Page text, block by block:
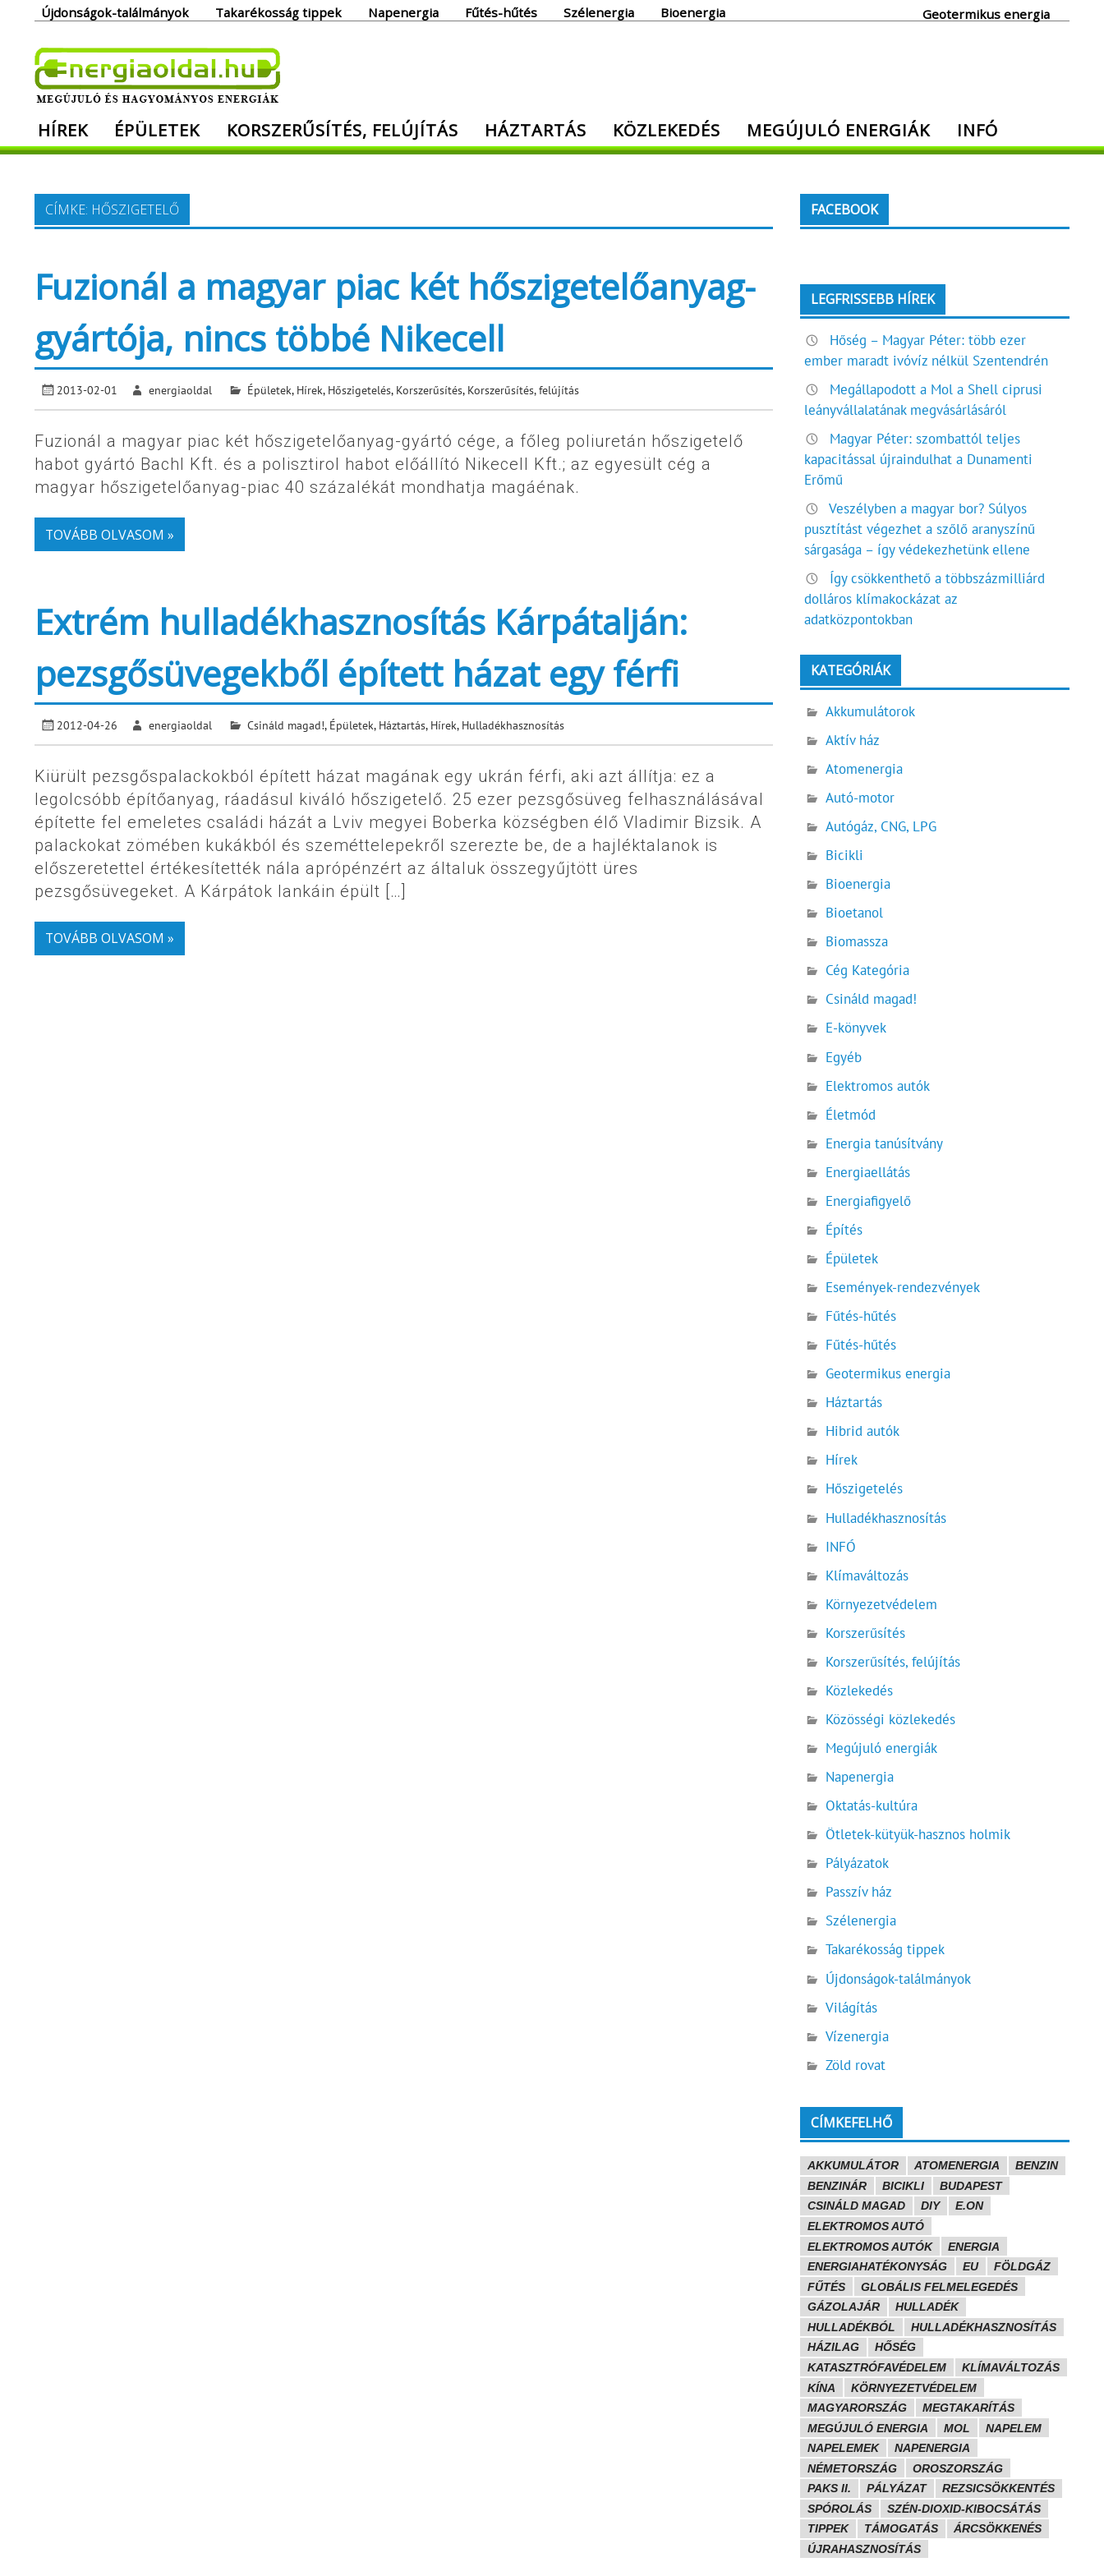
Újdonságok-találmányok Takarékosság tippek Napenergia Fűtés-hűtés Szélenergia Bioenergia Geotermikus energia
Megújuló és hagyományos energiák. Minden, ami energia!
HÍREK ÉPÜLETEK KORSZERŰSÍTÉS, FELÚJÍTÁS HÁZTARTÁS KÖZLEKEDÉS MEGÚJULÓ ENERGIÁK INFÓ
CÍMKE: HŐSZIGETELŐ
Fuzionál a magyar piac két hőszigetelőanyag-
gyártója, nincs többé Nikecell
2013-02-01 energiaoldal Épületek, Hírek, Hőszigetelés, Korszerűsítés, Korszerűsítés, felújítás
Fuzionál a magyar piac két hőszigetelőanyag-gyártó cége, a főleg poliuretán hőszigetelő
habot gyártó Bachl Kft. és a polisztirol habot előállító Nikecell Kft.; az egyesült cég a
magyar hőszigetelőanyag-piac 40 százalékát mondhatja magáénak.
TOVÁBB OLVASOM »
Extrém hulladékhasznosítás Kárpátalján:
pezsgősüvegekből épített házat egy férfi
2012-04-26 energiaoldal Csináld magad!, Épületek, Háztartás, Hírek, Hulladékhasznosítás
Kiürült pezsgőspalackokból épített házat magának egy ukrán férfi, aki azt állítja: ez a
legolcsóbb építőanyag, ráadásul kiváló hőszigetelő. 25 ezer pezsgősüveg felhasználásával
építette fel emeletes családi házát a Lviv megyei Boberka községben élő Vladimir Bizsik. A
palackokat zömében kukákból és szeméttelepekről szerezte be, de a hajléktalanok is
előszeretettel értékesítették nála aprópénzért az általuk összegyűjtött üres
pezsgősüvegeket. A Kárpátok lankáin épült […]
TOVÁBB OLVASOM »
FACEBOOK
LEGFRISSEBB HÍREK
Hőség – Magyar Péter: több ezer
ember maradt ivóvíz nélkül Szentendrén
Megállapodott a Mol a Shell ciprusi
leányvállalatának megvásárlásáról
Magyar Péter: szombattól teljes
kapacitással újraindulhat a Dunamenti
Erőmű
Veszélyben a magyar bor? Súlyos
pusztítást végezhet a szőlő aranyszínű
sárgasága – így védekezhetünk ellene
Így csökkenthető a többszázmilliárd
dolláros klímakockázat az
adatközpontokban
KATEGÓRIÁK
Akkumulátorok
Aktív ház
Atomenergia
Autó-motor
Autógáz, CNG, LPG
Bicikli
Bioenergia
Bioetanol
Biomassza
Cég Kategória
Csináld magad!
E-könyvek
Egyéb
Elektromos autók
Életmód
Energia tanúsítvány
Energiaellátás
Energiafigyelő
Építés
Épületek
Események-rendezvények
Fűtés-hűtés
Fűtés-hűtés
Geotermikus energia
Háztartás
Hibrid autók
Hírek
Hőszigetelés
Hulladékhasznosítás
INFÓ
Klímaváltozás
Környezetvédelem
Korszerűsítés
Korszerűsítés, felújítás
Közlekedés
Közösségi közlekedés
Megújuló energiák
Napenergia
Oktatás-kultúra
Ötletek-kütyük-hasznos holmik
Pályázatok
Passzív ház
Szélenergia
Takarékosság tippek
Újdonságok-találmányok
Világítás
Vízenergia
Zöld rovat
CÍMKEFELHŐ
AKKUMULÁTOR ATOMENERGIA
BENZIN
BENZINÁR
BICIKLI
BUDAPEST
CSINÁLD MAGAD
DIY
E.ON
ELEKTROMOS AUTÓ
ELEKTROMOS AUTÓK
ENERGIA
ENERGIAHATÉKONYSÁG
EU
FÖLDGÁZ
FŰTÉS
GLOBÁLIS FELMELEGEDÉS
GÁZOLAJÁR
HULLADÉK
HULLADÉKBÓL
HULLADÉKHASZNOSÍTÁS
HÁZILAG
HŐSÉG
KATASZTRÓFAVÉDELEM
KLÍMAVÁLTOZÁS
KÍNA
KÖRNYEZETVÉDELEM
MAGYARORSZÁG
MEGTAKARÍTÁS
MEGÚJULÓ ENERGIA
MOL
NAPELEM
NAPELEMEK
NAPENERGIA
NÉMETORSZÁG
OROSZORSZÁG
PAKS II.
PÁLYÁZAT
REZSICSÖKKENTÉS
SPÓROLÁS
SZÉN-DIOXID-KIBOCSÁTÁS
TIPPEK
TÁMOGATÁS
ÁRCSÖKKENÉS
ÚJRAHASZNOSÍTÁS